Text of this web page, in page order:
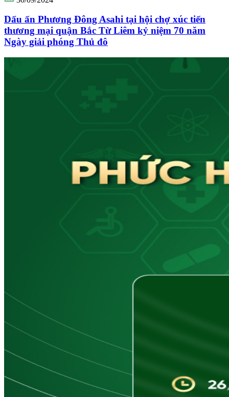
Dấu ấn Phương Đông Asahi tại hội chợ xúc tiến
thương mại quận Bắc Từ Liêm kỷ niệm 70 năm
Ngày giải phóng Thủ đô